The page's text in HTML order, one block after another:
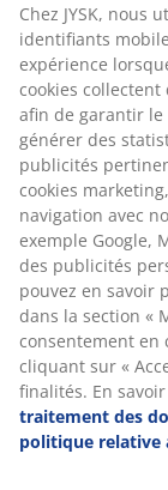
Chez JYSK, nous
identifiants
expérience
cookies
afin de garantir
générer des
publicités
cookies
navigation avec
exemple Google,
des publicités
pouvez en savoir
dans la section «
consentement en
cliquant sur «
finalités. En
traitement des
politique relative